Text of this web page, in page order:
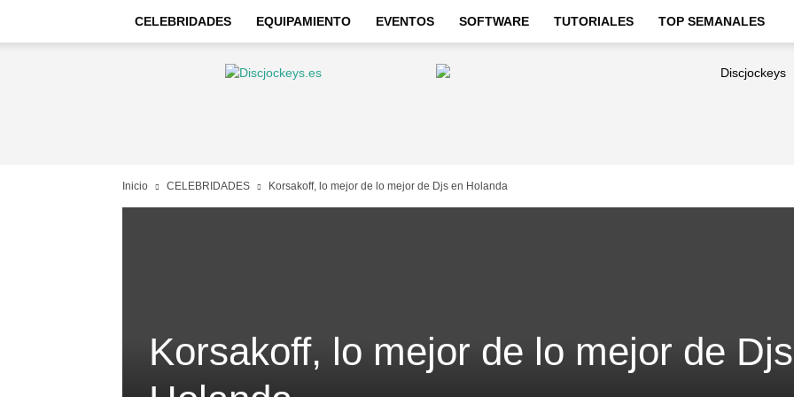
CELEBRIDADES EQUIPAMIENTO EVENTOS SOFTWARE TUTORIALES TOP SEMANALES
Discjockeys
Inicio CELEBRIDADES Korsakoff, lo mejor de lo mejor de Djs en Holanda
Korsakoff, lo mejor de lo mejor de